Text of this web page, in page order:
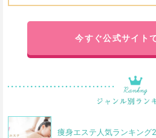
今すぐ公式サイト
痩身エステ人気ランキング